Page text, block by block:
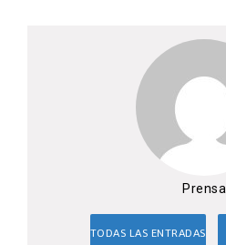
Prensa
TODAS LAS ENTRADAS